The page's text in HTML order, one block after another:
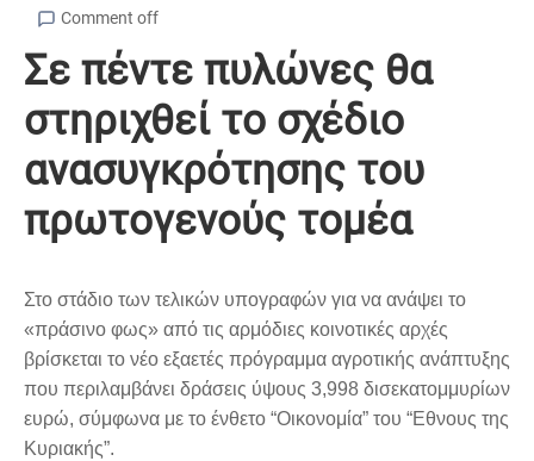
Comment off
Σε πέντε πυλώνες θα
στηριχθεί το σχέδιο
ανασυγκρότησης του
πρωτογενούς τομέα
Στο στάδιο των τελικών υπογραφών για να ανάψει το
«πράσινο φως» από τις αρμόδιες κοινοτικές αρχές
βρίσκεται το νέο εξαετές πρόγραμμα αγροτικής ανάπτυξης
που περιλαμβάνει δράσεις ύψους 3,998 δισεκατομμυρίων
ευρώ, σύμφωνα με το ένθετο “Οικονομία” του “Εθνους της
Κυριακής”.